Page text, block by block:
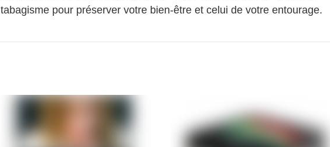
tabagisme pour préserver votre bien-être et celui de votre entourage.